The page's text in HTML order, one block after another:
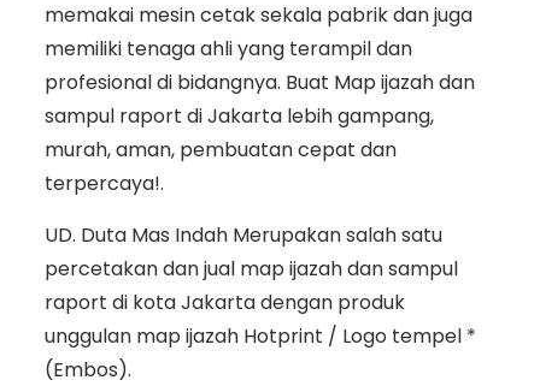
memakai mesin cetak sekala pabrik dan juga
memiliki tenaga ahli yang terampil dan
profesional di bidangnya. Buat Map ijazah dan
sampul raport di Jakarta lebih gampang,
murah, aman, pembuatan cepat dan
terpercaya!.
UD. Duta Mas Indah Merupakan salah satu
percetakan dan jual map ijazah dan sampul
raport di kota Jakarta dengan produk
unggulan map ijazah Hotprint / Logo tempel *
(Embos).